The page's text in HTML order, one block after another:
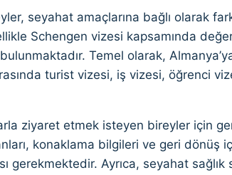
seyahat amaçlarına bağlı olarak
Schengen vizesi kapsamında
Temel olarak,
turist vizesi, iş vizesi, öğrenci
ziyaret etmek isteyen bireyler için
konaklama bilgileri ve geri dönüş
gerekmektedir. Ayrıca, seyahat sağlık